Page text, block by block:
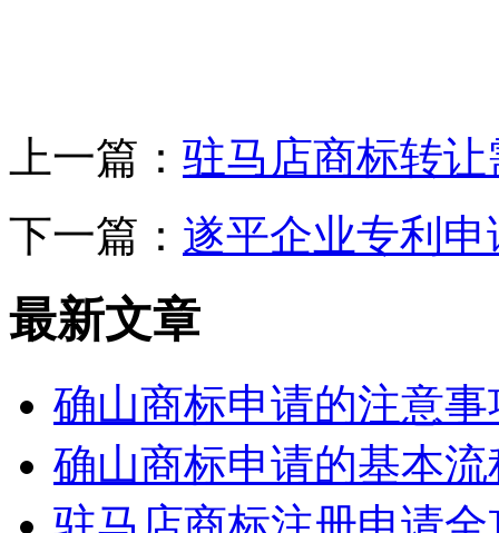
上一篇： 驻马店商标转
下一篇： 遂平企业专利
最新文章
确山商标申请的注意事
确山商标申请的基本流